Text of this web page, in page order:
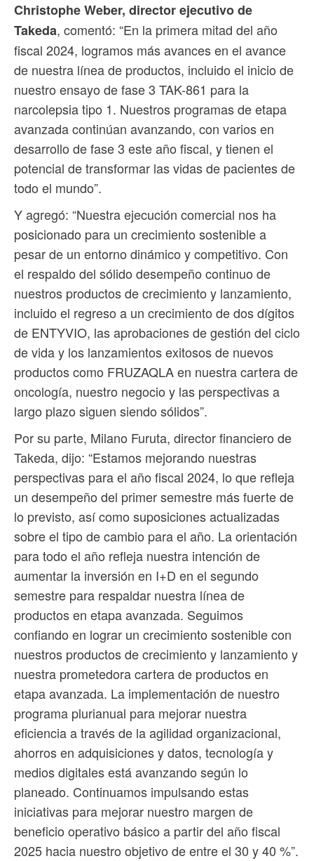
Christophe Weber, director ejecutivo de
Takeda, comentó: “En la primera mitad del año
fiscal 2024, logramos más avances en el avance
de nuestra línea de productos, incluido el inicio de
nuestro ensayo de fase 3 TAK-861 para la
narcolepsia tipo 1. Nuestros programas de etapa
avanzada continúan avanzando, con varios en
desarrollo de fase 3 este año fiscal, y tienen el
potencial de transformar las vidas de pacientes de
todo el mundo”.
Y agregó: “Nuestra ejecución comercial nos ha
posicionado para un crecimiento sostenible a
pesar de un entorno dinámico y competitivo. Con
el respaldo del sólido desempeño continuo de
nuestros productos de crecimiento y lanzamiento,
incluido el regreso a un crecimiento de dos dígitos
de ENTYVIO, las aprobaciones de gestión del ciclo
de vida y los lanzamientos exitosos de nuevos
productos como FRUZAQLA en nuestra cartera de
oncología, nuestro negocio y las perspectivas a
largo plazo siguen siendo sólidos”.
Por su parte, Milano Furuta, director financiero de
Takeda, dijo: “Estamos mejorando nuestras
perspectivas para el año fiscal 2024, lo que refleja
un desempeño del primer semestre más fuerte de
lo previsto, así como suposiciones actualizadas
sobre el tipo de cambio para el año. La orientación
para todo el año refleja nuestra intención de
aumentar la inversión en I+D en el segundo
semestre para respaldar nuestra línea de
productos en etapa avanzada. Seguimos
confiando en lograr un crecimiento sostenible con
nuestros productos de crecimiento y lanzamiento y
nuestra prometedora cartera de productos en
etapa avanzada. La implementación de nuestro
programa plurianual para mejorar nuestra
eficiencia a través de la agilidad organizacional,
ahorros en adquisiciones y datos, tecnología y
medios digitales está avanzando según lo
planeado. Continuamos impulsando estas
iniciativas para mejorar nuestro margen de
beneficio operativo básico a partir del año fiscal
2025 hacia nuestro objetivo de entre el 30 y 40 %”.